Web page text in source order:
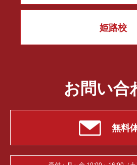
姫路校
お問い合
無料